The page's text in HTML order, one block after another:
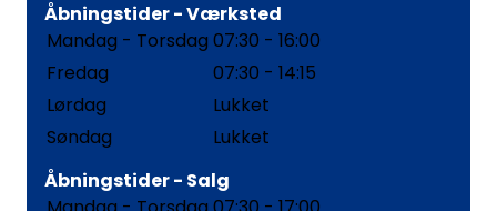
Åbningstider - Værksted
Mandag - Torsdag 07:30 - 16:00
Fredag
07:30 - 14:15
Lørdag
Lukket
Søndag
Lukket
Åbningstider - Salg